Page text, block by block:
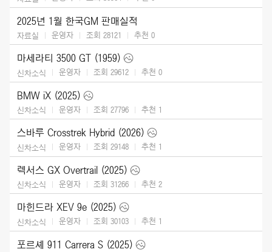
2025년 1월 한국GM 판매실적
자료실 운영자 조회 28121 추천 0
마세라티 3500 GT (1959)
신차소식 운영자 조회 29612 추천 0
BMW iX (2025)
신차소식 운영자 조회 27796 추천 1
스바루 Crosstrek Hybrid (2026)
신차소식 운영자 조회 29148 추천 1
렉서스 GX Overtrail (2025)
신차소식 운영자 조회 31266 추천 2
마힌드라 XEV 9e (2025)
신차소식 운영자 조회 30103 추천 1
포르셰 911 Carrera S (2025)